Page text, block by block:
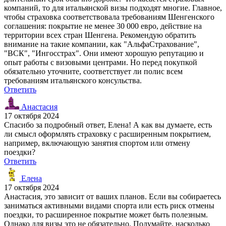
компаний, то для итальянской визы подходят многие. Главное,
чтобы страховка соответствовала требованиям Шенгенского
соглашения: покрытие не менее 30 000 евро, действие на
территории всех стран Шенгена. Рекомендую обратить
внимание на такие компании, как "АльфаСтрахование",
"ВСК", "Ингосстрах". Они имеют хорошую репутацию и
опыт работы с визовыми центрами. Но перед покупкой
обязательно уточните, соответствует ли полис всем
требованиям итальянского консульства.
Ответить
Анастасия
17 октября 2024
Спасибо за подробный ответ, Елена! А как вы думаете, есть
ли смысл оформлять страховку с расширенным покрытием,
например, включающую занятия спортом или отмену
поездки?
Ответить
Елена
17 октября 2024
Анастасия, это зависит от ваших планов. Если вы собираетесь
заниматься активными видами спорта или есть риск отмены
поездки, то расширенное покрытие может быть полезным.
Однако для визы это не обязательно. Подумайте, насколько